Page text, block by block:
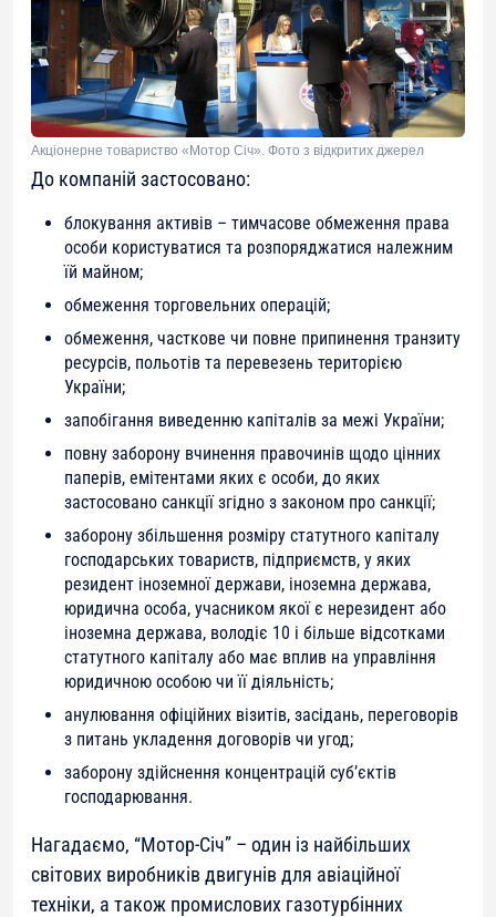
Акціонерне товариство «Мотор Січ». Фото з відкритих джерел
До компаній застосовано:
блокування активів – тимчасове обмеження права
особи користуватися та розпоряджатися належним
їй майном;
обмеження торговельних операцій;
обмеження, часткове чи повне припинення транзиту
ресурсів, польотів та перевезень територією
України;
запобігання виведенню капіталів за межі України;
повну заборону вчинення правочинів щодо цінних
паперів, емітентами яких є особи, до яких
застосовано санкції згідно з законом про санкції;
заборону збільшення розміру статутного капіталу
господарських товариств, підприємств, у яких
резидент іноземної держави, іноземна держава,
юридична особа, учасником якої є нерезидент або
іноземна держава, володіє 10 і більше відсотками
статутного капіталу або має вплив на управління
юридичною особою чи її діяльність;
анулювання офіційних візитів, засідань, переговорів
з питань укладення договорів чи угод;
заборону здійснення концентрацій суб’єктів
господарювання.
Нагадаємо, “Мотор-Січ” – один із найбільших
світових виробників двигунів для авіаційної
техніки, а також промислових газотурбінних